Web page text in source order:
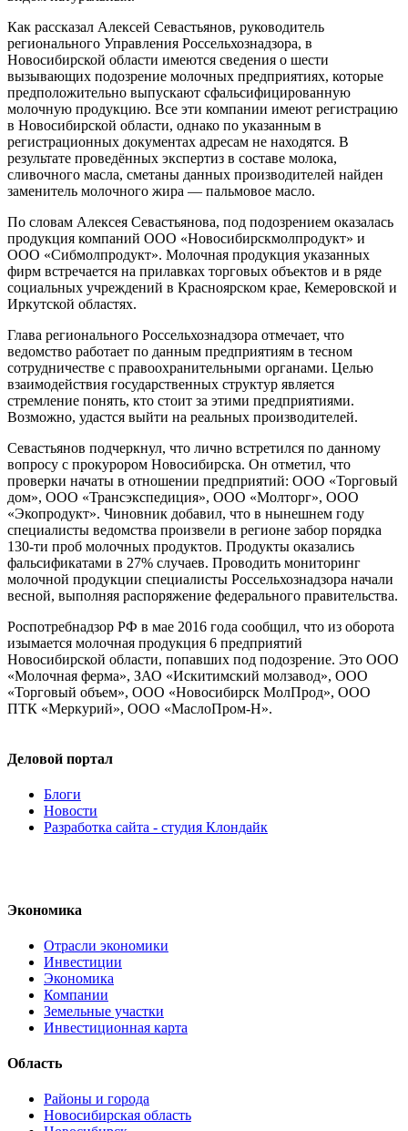
Как рассказал Алексей Севастьянов, руководитель
регионального Управления Россельхознадзора, в
Новосибирской области имеются сведения о шести
вызывающих подозрение молочных предприятиях, которые
предположительно выпускают сфальсифицированную
молочную продукцию. Все эти компании имеют регистрацию
в Новосибирской области, однако по указанным в
регистрационных документах адресам не находятся. В
результате проведённых экспертиз в составе молока,
сливочного масла, сметаны данных производителей найден
заменитель молочного жира — пальмовое масло.
По словам Алексея Севастьянова, под подозрением оказалась
продукция компаний ООО «Новосибирскмолпродукт» и
ООО «Сибмолпродукт». Молочная продукция указанных
фирм встречается на прилавках торговых объектов и в ряде
социальных учреждений в Красноярском крае, Кемеровской и
Иркутской областях.
Глава регионального Россельхознадзора отмечает, что
ведомство работает по данным предприятиям в тесном
сотрудничестве с правоохранительными органами. Целью
взаимодействия государственных структур является
стремление понять, кто стоит за этими предприятиями.
Возможно, удастся выйти на реальных производителей.
Севастьянов подчеркнул, что лично встретился по данному
вопросу с прокурором Новосибирска. Он отметил, что
проверки начаты в отношении предприятий: ООО «Торговый
дом», ООО «Трансэкспедиция», ООО «Молторг», ООО
«Экопродукт». Чиновник добавил, что в нынешнем году
специалисты ведомства произвели в регионе забор порядка
130-ти проб молочных продуктов. Продукты оказались
фальсификатами в 27% случаев. Проводить мониторинг
молочной продукции специалисты Россельхознадзора начали
весной, выполняя распоряжение федерального правительства.
Роспотребнадзор РФ в мае 2016 года сообщил, что из оборота
изымается молочная продукция 6 предприятий
Новосибирской области, попавших под подозрение. Это ООО
«Молочная ферма», ЗАО «Искитимский молзавод», ООО
«Торговый объем», ООО «Новосибирск МолПрод», ООО
ПТК «Меркурий», ООО «МаслоПром-Н».
Деловой портал
Блоги
Новости
Разработка сайта - студия Клондайк
Экономика
Отрасли экономики
Инвестиции
Экономика
Компании
Земельные участки
Инвестиционная карта
Область
Районы и города
Новосибирская область